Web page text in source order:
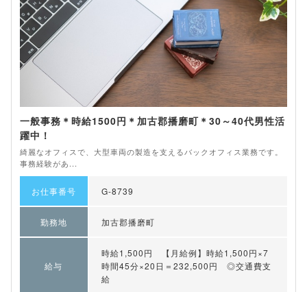
一般事務＊時給1500円＊加古郡播磨町＊30～40代男性活
躍中！
綺麗なオフィスで、大型車両の製造を支えるバックオフィス業務です。
事務経験があ...
お仕事番号 G-8739
勤務地 加古郡播磨町
給与
時給1,500円 【月給例】時給1,500円×7
時間45分×20日＝232,500円 ◎交通費支
給